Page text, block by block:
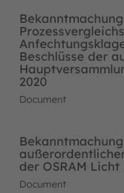
Beschlüsse der
2020
Document
der OSRAM Licht
Document